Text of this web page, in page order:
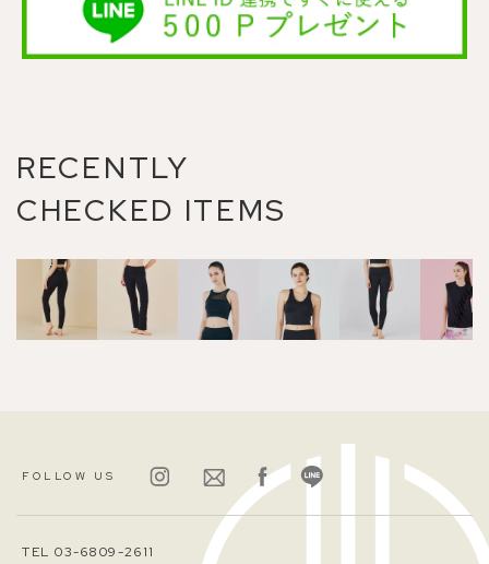
RECENTLY
CHECKED ITEMS
FOLLOW US
TEL 03-6809-2611